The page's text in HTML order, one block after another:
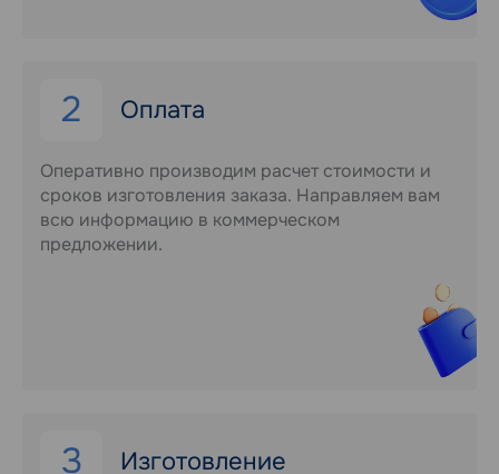
2 Оплата
Оперативно производим расчет стоимости и
сроков изготовления заказа. Направляем вам
всю информацию в коммерческом
предложении.
3 Изготовление